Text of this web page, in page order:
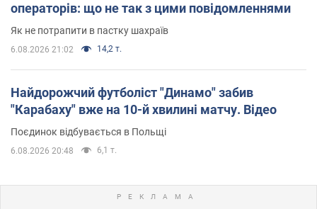
операторів: що не так з цими повідомленнями
Як не потрапити в пастку шахраїв
6.08.2026 21:02 14,2 т.
Найдорожчий футболіст "Динамо" забив
"Карабаху" вже на 10-й хвилині матчу. Відео
Поєдинок відбувається в Польщі
6.08.2026 20:48 6,1 т.